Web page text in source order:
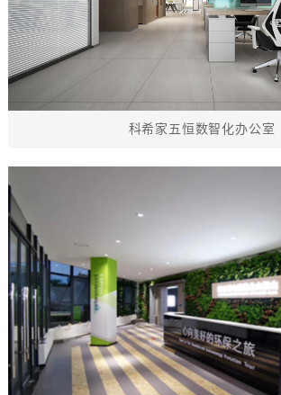
科希家五恒数智化办公室